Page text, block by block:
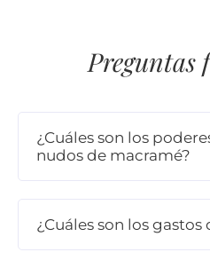
Preguntas
¿Cuáles son los
nudos de macramé?
¿Cuáles son los gastos